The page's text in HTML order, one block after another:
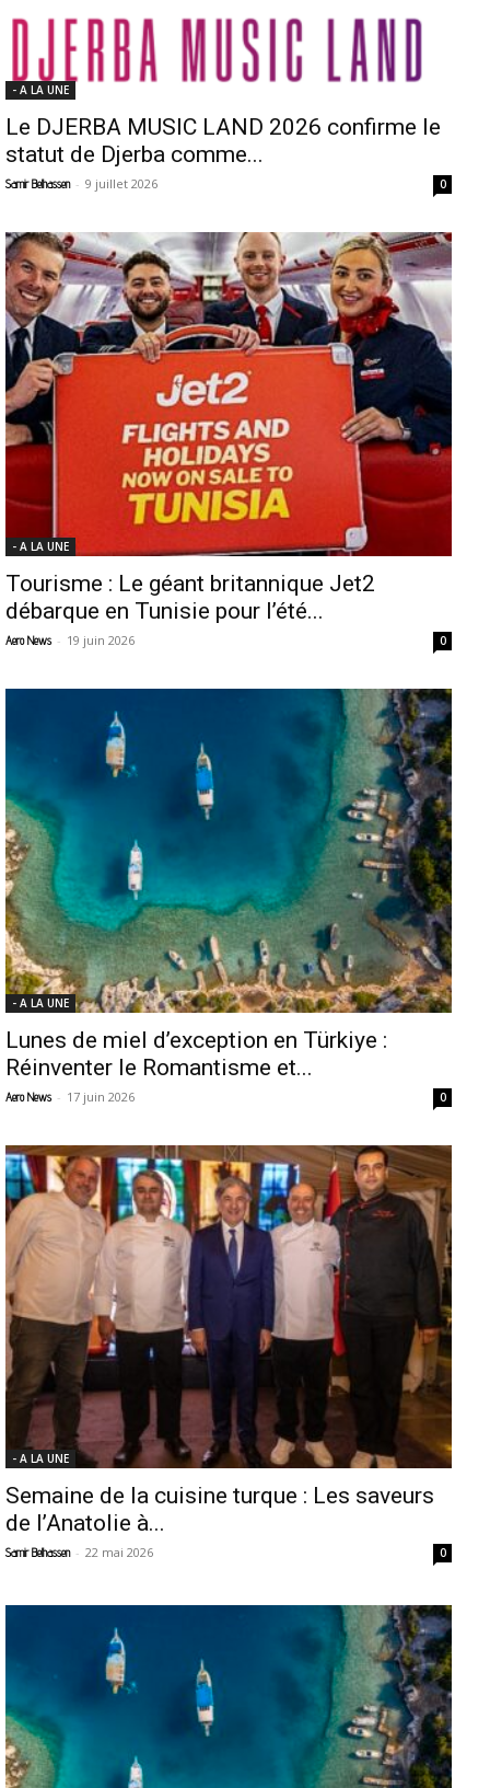
- A LA UNE
Le DJERBA MUSIC LAND 2026 confirme le
statut de Djerba comme...
Samir Belhassen - 9 juillet 2026 0
- A LA UNE
Tourisme : Le géant britannique Jet2
débarque en Tunisie pour l’été...
Aero News - 19 juin 2026 0
- A LA UNE
Lunes de miel d’exception en Türkiye :
Réinventer le Romantisme et...
Aero News - 17 juin 2026 0
- A LA UNE
Semaine de la cuisine turque : Les saveurs
de l’Anatolie à...
Samir Belhassen - 22 mai 2026 0